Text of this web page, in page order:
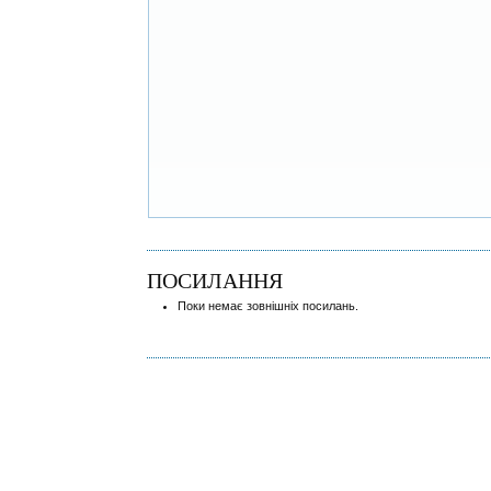
ПОСИЛАННЯ
Поки немає зовнішніх посилань.